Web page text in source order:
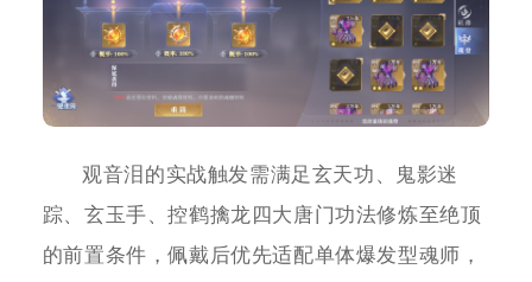
观音泪的实战触发需满足玄天功、鬼影迷
踪、玄玉手、控鹤擒龙四大唐门功法修炼至绝顶
的前置条件，佩戴后优先适配单体爆发型魂师，